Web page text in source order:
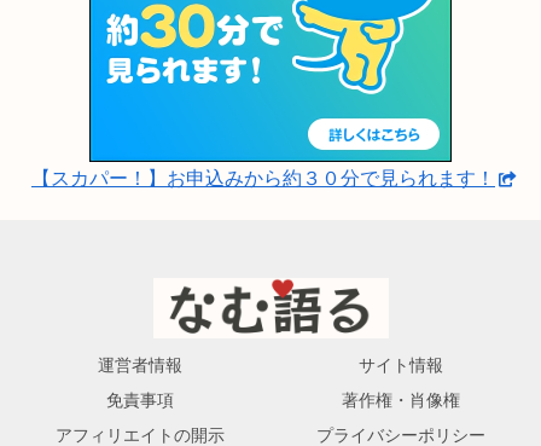
【スカパー！】お申込みから約３０分で見られます！
運営者情報
サイト情報
免責事項
著作権・肖像権
アフィリエイトの開示
プライバシーポリシー